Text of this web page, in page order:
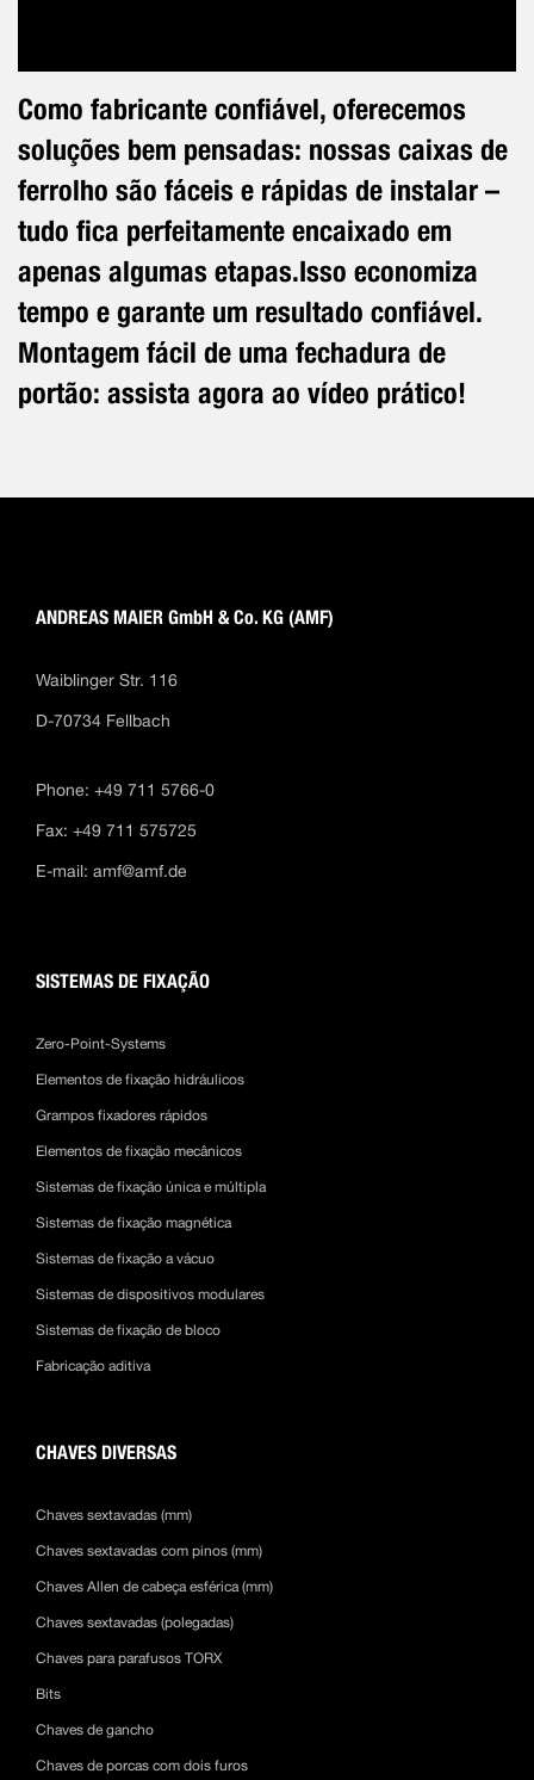
Como fabricante confiável, oferecemos
soluções bem pensadas: nossas caixas de
ferrolho são fáceis e rápidas de instalar –
tudo fica perfeitamente encaixado em
apenas algumas etapas.Isso economiza
tempo e garante um resultado confiável.
Montagem fácil de uma fechadura de
portão: assista agora ao vídeo prático!
ANDREAS MAIER GmbH & Co. KG (AMF)
Waiblinger Str. 116
D-70734 Fellbach
Phone: +49 711 5766-0
Fax: +49 711 575725
E-mail: amf@amf.de
SISTEMAS DE FIXAÇÃO
Zero-Point-Systems
Elementos de fixação hidráulicos
Grampos fixadores rápidos
Elementos de fixação mecânicos
Sistemas de fixação única e múltipla
Sistemas de fixação magnética
Sistemas de fixação a vácuo
Sistemas de dispositivos modulares
Sistemas de fixação de bloco
Fabricação aditiva
CHAVES DIVERSAS
Chaves sextavadas (mm)
Chaves sextavadas com pinos (mm)
Chaves Allen de cabeça esférica (mm)
Chaves sextavadas (polegadas)
Chaves para parafusos TORX
Bits
Chaves de gancho
Chaves de porcas com dois furos